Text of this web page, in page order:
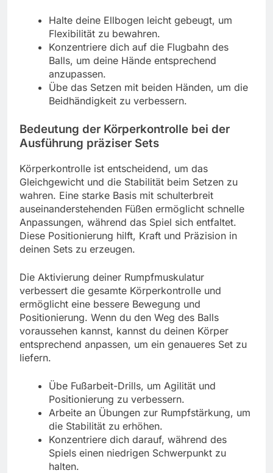
Halte deine Ellbogen leicht gebeugt, um
Flexibilität zu bewahren.
Konzentriere dich auf die Flugbahn des
Balls, um deine Hände entsprechend
anzupassen.
Übe das Setzen mit beiden Händen, um die
Beidhändigkeit zu verbessern.
Bedeutung der Körperkontrolle bei der
Ausführung präziser Sets
Körperkontrolle ist entscheidend, um das
Gleichgewicht und die Stabilität beim Setzen zu
wahren. Eine starke Basis mit schulterbreit
auseinanderstehenden Füßen ermöglicht schnelle
Anpassungen, während das Spiel sich entfaltet.
Diese Positionierung hilft, Kraft und Präzision in
deinen Sets zu erzeugen.
Die Aktivierung deiner Rumpfmuskulatur
verbessert die gesamte Körperkontrolle und
ermöglicht eine bessere Bewegung und
Positionierung. Wenn du den Weg des Balls
voraussehen kannst, kannst du deinen Körper
entsprechend anpassen, um ein genaueres Set zu
liefern.
Übe Fußarbeit-Drills, um Agilität und
Positionierung zu verbessern.
Arbeite an Übungen zur Rumpfstärkung, um
die Stabilität zu erhöhen.
Konzentriere dich darauf, während des
Spiels einen niedrigen Schwerpunkt zu
halten.